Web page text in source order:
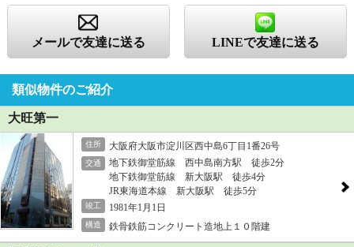
メールで友達に送る LINEで友達に送る
類似物件のご紹介
大旺第一
住所 大阪府大阪市淀川区西中島6丁目1番26号
交通
地下鉄御堂筋線 西中島南方駅 徒歩2分
地下鉄御堂筋線 新大阪駅 徒歩4分
JR東海道本線 新大阪駅 徒歩5分
竣工 1981年1月1日
構造 鉄骨鉄筋コンクリート造地上１０階建